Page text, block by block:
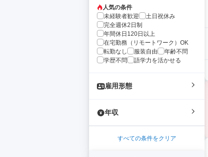
人気の条件
未経験者歓迎
土日祝休み
完全週休2日制
年間休日120日以上
在宅勤務（リモートワーク）OK
転勤なし
服装自由
年齢不問
学歴不問
語学力を活かせる
雇用形態
年収
すべての条件をクリア